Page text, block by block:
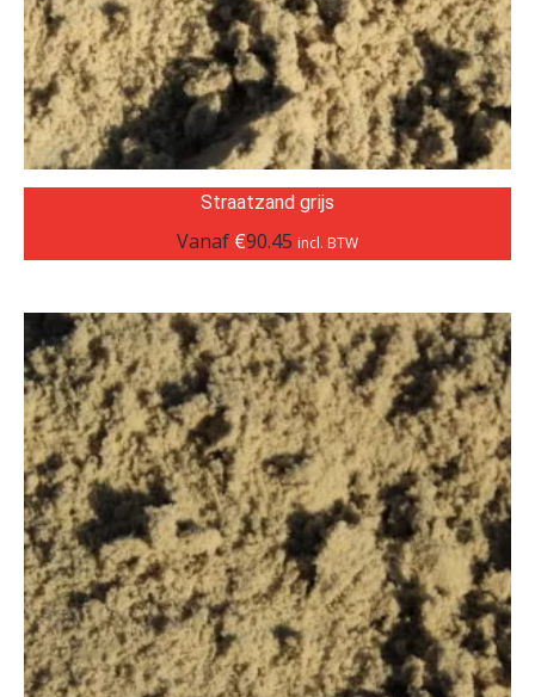
Straatzand grijs
Vanaf €90.45 incl. BTW